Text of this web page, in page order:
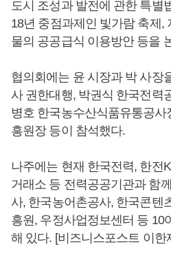
도시 조성과 발전에 관한 특별
18년 중점과제인 빛가람 축제,
물의 공공급식 이용방안 등을
협의회에는 윤 시장과 박 사장
사 권한대행, 박권식 한국전력
병호 한국농수산식품유통공
흥원장 등이 참석했다.
나주에는 현재 한국전력, 한전
거래소 등 전력공공기관과 함
사, 한국농어촌공사, 한국콘텐
흥원, 우정사업정보센터 등 10
해 있다. [비즈니스포스트 이한